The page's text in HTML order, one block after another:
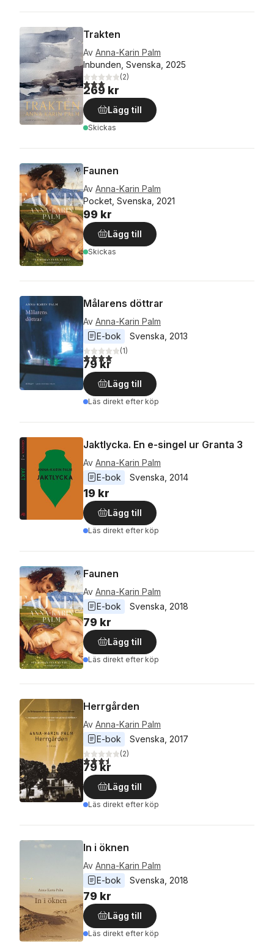
Trakten
Av Anna-Karin Palm
Inbunden, Svenska, 2025
3,0utav 5 stjärnor. Totalt antal röster:
(2)
269 kr
Lägg till
Skickas
Faunen
Av Anna-Karin Palm
Pocket, Svenska, 2021
99 kr
Lägg till
Skickas
Målarens döttrar
Av Anna-Karin Palm
E-bok
Svenska 2013
4,0utav 5 stjärnor. Totalt antal röster:
(1)
79 kr
Lägg till
Läs direkt efter köp
Jaktlycka. En e-singel ur Granta 3
Av Anna-Karin Palm
E-bok
Svenska 2014
19 kr
Lägg till
Läs direkt efter köp
Faunen
Av Anna-Karin Palm
E-bok
Svenska 2018
79 kr
Lägg till
Läs direkt efter köp
Herrgården
Av Anna-Karin Palm
E-bok
Svenska 2017
3,5utav 5 stjärnor. Totalt antal röster:
(2)
79 kr
Lägg till
Läs direkt efter köp
In i öknen
Av Anna-Karin Palm
E-bok
Svenska 2018
79 kr
Lägg till
Läs direkt efter köp